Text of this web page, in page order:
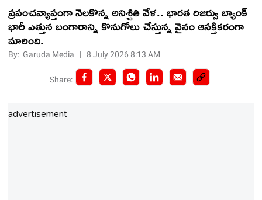
ప్రపంచవ్యాప్తంగా నెలకొన్న అనిశ్చితి వేళ.. భారత రిజర్వు బ్యాంక్
భారీ ఎత్తున బంగారాన్ని కొనుగోలు చేస్తున్న వైనం ఆసక్తికరంగా
మారింది.
By: Garuda Media |8 July 2026 8:13 AM
Share:
advertisement